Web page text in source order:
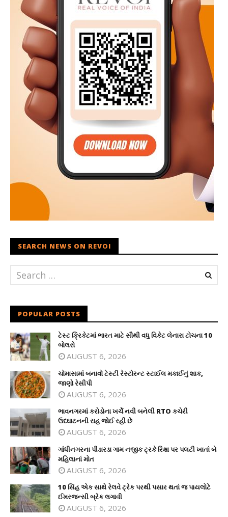
SEARCH NEWS ON REVOI
POPULAR POSTS
ટેસ્ટ ક્રિકેટમાં ભારત માટે સૌથી વધુ વિકેટ લેનારા ટોચના 10
બોલરો
AUGUST 6, 2026
ચોમાસામાં બનાવો ટેસ્ટી રેસ્ટોરન્ટ સ્ટાઈલ મકાઈનું શાક,
જાણો રેસીપી
AUGUST 6, 2026
ભાવનગરમાં કરોડોના ખર્ચે નવી બનેલી RTO કચેરી
ઉદઘાટનની રાહ જોઈ રહી છે
AUGUST 6, 2026
ગાંધીનગરના પીંડારડા ગામ નજીક ટ્રકે રિક્ષા પર પલટી ખાતાં બે
મહિલાનાં મોત
AUGUST 6, 2026
10 સિંહ એક સાથે રેલવે ટ્રેક પરથી પસાર થતાં જ પાયલોટે
ઈમરજન્સી બ્રેક લગાવી
AUGUST 6, 2026